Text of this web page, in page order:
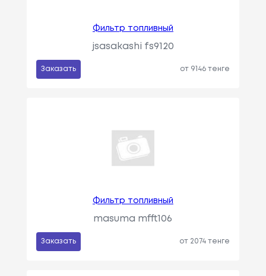
Фильтр топливный
jsasakashi fs9120
Заказать от 9146 тенге
Фильтр топливный
masuma mfft106
Заказать от 2074 тенге